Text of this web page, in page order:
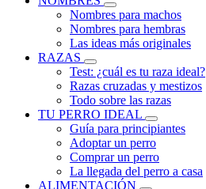
Nombres para machos
Nombres para hembras
Las ideas más originales
RAZAS
Test: ¿cuál es tu raza ideal?
Razas cruzadas y mestizos
Todo sobre las razas
TU PERRO IDEAL
Guía para principiantes
Adoptar un perro
Comprar un perro
La llegada del perro a casa
ALIMENTACIÓN